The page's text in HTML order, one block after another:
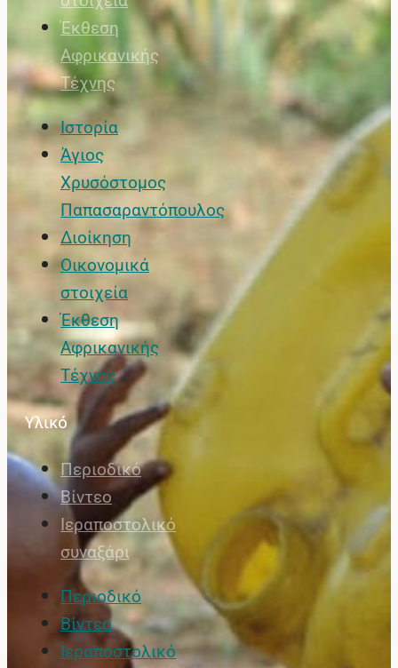
Έκθεση
Αφρικανικής
Τέχνης
Ιστορία
Άγιος
Χρυσόστομος
Παπασαραντόπουλος
Διοίκηση
Οικονομικά
στοιχεία
Έκθεση
Αφρικανικής
Τέχνης
Υλικό
Περιοδικό
Βίντεο
Ιεραποστολικό
συναξάρι
Περιοδικό
Βίντεο
Ιεραποστολικό